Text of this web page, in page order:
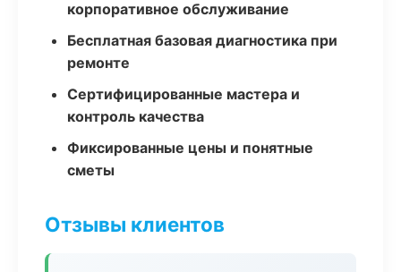
корпоративное обслуживание
Бесплатная базовая диагностика при
ремонте
Сертифицированные мастера и
контроль качества
Фиксированные цены и понятные
сметы
Отзывы клиентов